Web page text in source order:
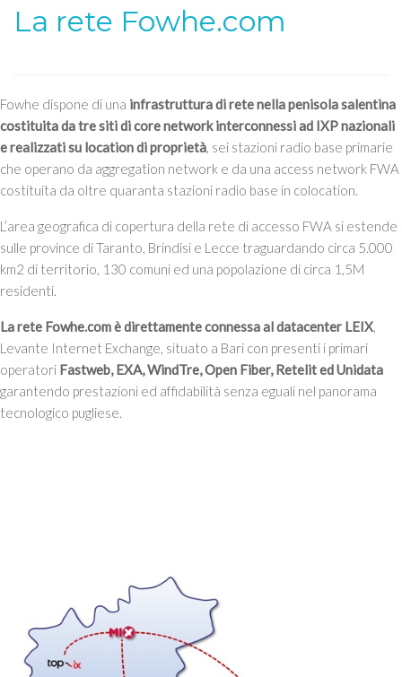
La rete Fowhe.com
Fowhe dispone di una infrastruttura di rete nella penisola salentina
costituita da tre siti di core network interconnessi ad IXP nazionali
e realizzati su location di proprietà, sei stazioni radio base primarie
che operano da aggregation network e da una access network FWA
costituita da oltre quaranta stazioni radio base in colocation.
L’area geografica di copertura della rete di accesso FWA si estende
sulle province di Taranto, Brindisi e Lecce traguardando circa 5.000
km2 di territorio, 130 comuni ed una popolazione di circa 1,5M
residenti.
La rete Fowhe.com è direttamente connessa al datacenter LEIX,
Levante Internet Exchange, situato a Bari con presenti i primari
operatori Fastweb, EXA, WindTre, Open Fiber, Retelit ed Unidata
garantendo prestazioni ed affidabilità senza eguali nel panorama
tecnologico pugliese.